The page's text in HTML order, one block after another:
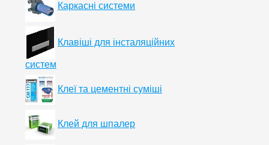
Каркасні системи
Клавіші для інсталяційних
систем
Клеї та цементні суміші
Клей для шпалер